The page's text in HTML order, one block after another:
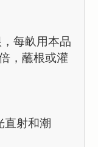
每畝用本品
，蘸根或灌
直射和潮